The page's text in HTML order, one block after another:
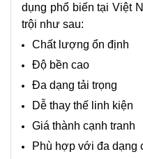
dụng phổ biến tại Việt
trội như sau:
Chất lượng ổn định
Độ bền cao
Đa dạng tải trọng
Dễ thay thế linh kiện
Giá thành cạnh tranh
Phù hợp với đa dạng